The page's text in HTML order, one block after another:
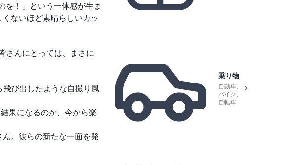
を！」という一体感が生ま
ないほど素晴らしいカッ
さんにとっては、まさに
飛び出したような自撮り風
果になるのか、今から楽
。彼らの新たな一面を発
乗り物
自動車、
バイク、
自転車